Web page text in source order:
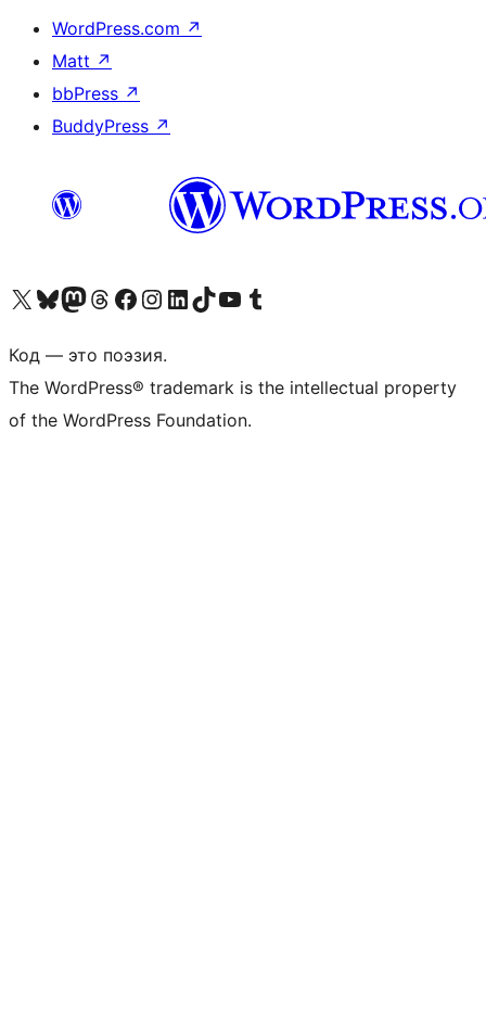
WordPress.com ↗
Matt ↗
bbPress ↗
BuddyPress ↗
Посетите нас в X (ранее Twitter)
Посетите нашу учётную запись в Bluesky
Посетите нашу ленту в Mastodon
Посетите нашу учётную запись в Threads
Посетите нашу страницу на Facebook
Посетите наш Instagram
Посетите нашу страницу в LinkedIn
Посетите нашу учётную запись в TikTok
Посетите наш канал YouTube
Посетите нашу учётную запись в Tumblr
Код — это поэзия.
The WordPress® trademark is the intellectual property
of the WordPress Foundation.